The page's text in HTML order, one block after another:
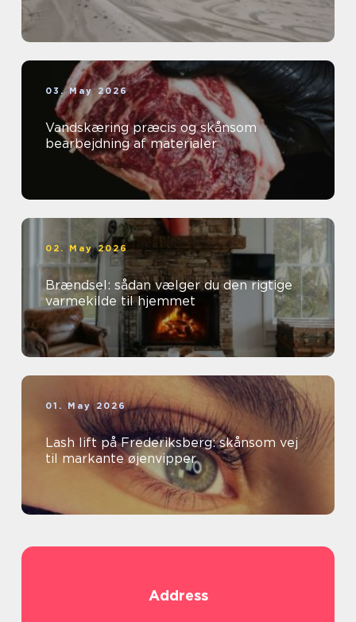
03. May 2026
Vandskæring præcis og skånsom
bearbejdning af materialer
02. May 2026
Brændsel: sådan vælger du den rigtige
varmekilde til hjemmet
01. May 2026
Lash lift på Frederiksberg: skånsom vej
til markante øjenvipper
Address